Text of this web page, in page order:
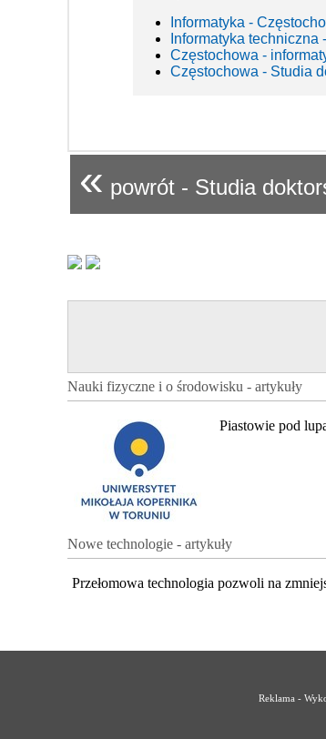
Informatyka -
Informatyka techniczna
Częstochowa -
Częstochowa - Studia
« powrót - Studia
Nauki fizyczne i o środowisku - artykuły
Piastowie pod
Nowe technologie - artykuły
Przełomowa technologia pozwoli na
Reklama -